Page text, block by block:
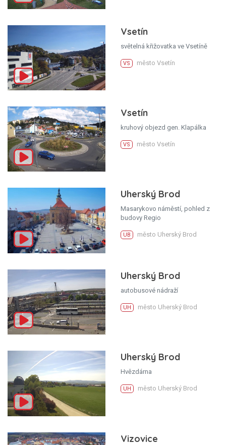
Vsetín
světelná křižovatka ve Vsetíně
VS město Vsetín
Vsetín
kruhový objezd gen. Klapálka
VS město Vsetín
Uherský Brod
Masarykovo náměstí, pohled z
budovy Regio
UB město Uherský Brod
Uherský Brod
autobusové nádraží
UH město Uherský Brod
Uherský Brod
Hvězdárna
UH město Uherský Brod
Vizovice